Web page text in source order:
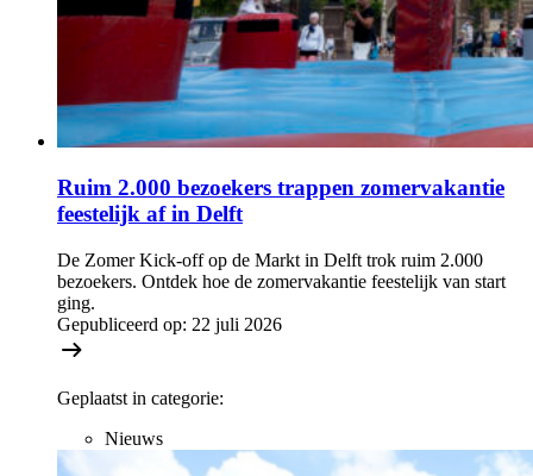
Ruim 2.000 bezoekers trappen zomervakantie
feestelijk af in Delft
De Zomer Kick-off op de Markt in Delft trok ruim 2.000
bezoekers. Ontdek hoe de zomervakantie feestelijk van start
ging.
Gepubliceerd op: 22 juli 2026
Geplaatst in categorie:
Nieuws